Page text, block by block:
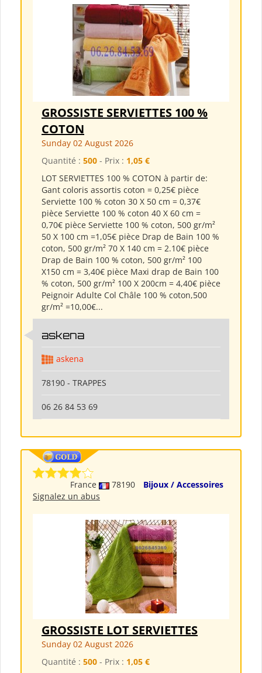
GROSSISTE SERVIETTES 100 %
COTON
Sunday 02 August 2026
Quantité : 500 - Prix : 1,05 €
LOT SERVIETTES 100 % COTON à partir de:
Gant coloris assortis coton = 0,25€ pièce
Serviette 100 % coton 30 X 50 cm = 0,37€
pièce Serviette 100 % coton 40 X 60 cm =
0,70€ pièce Serviette 100 % coton, 500 gr/m²
50 X 100 cm =1,05€ pièce Drap de Bain 100 %
coton, 500 gr/m² 70 X 140 cm = 2.10€ pièce
Drap de Bain 100 % coton, 500 gr/m² 100
X150 cm = 3,40€ pièce Maxi drap de Bain 100
% coton, 500 gr/m² 100 X 200cm = 4,40€ pièce
Peignoir Adulte Col Châle 100 % coton,500
gr/m² =10,00€...
askena
askena
78190 - TRAPPES
06 26 84 53 69
France 78190
Bijoux / Accessoires
Signalez un abus
GROSSISTE LOT SERVIETTES
Sunday 02 August 2026
Quantité : 500 - Prix : 1,05 €